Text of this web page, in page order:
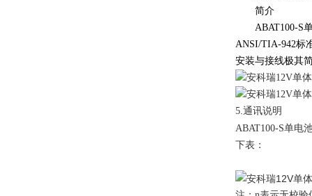
简介
ABAT100-S单
ANSI/TIA-942标
安装与接线极其
5.通讯说明
ABAT100-S单电
下表：